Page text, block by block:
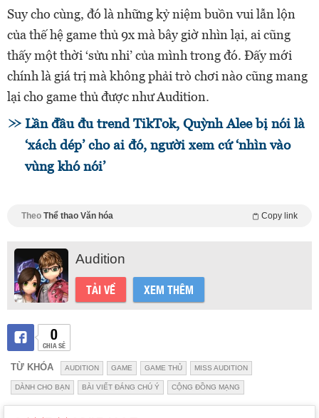
Suy cho cùng, đó là những kỷ niệm buồn vui lẫn lộn
của thế hệ game thủ 9x mà bây giờ nhìn lại, ai cũng
thấy một thời ‘sửu nhi’ của mình trong đó. Đấy mới
chính là giá trị mà không phải trò chơi nào cũng mang
lại cho game thủ được như Audition.
Lần đầu đu trend TikTok, Quỳnh Alee bị nói là
‘xách dép’ cho ai đó, người xem cứ ‘nhìn vào
vùng khó nói’
Theo Thể thao Văn hóa Copy link
Audition
TẢI VỀ XEM THÊM
0
CHIA SẺ
TỪ KHÓA AUDITION GAME GAME THỦ MISS AUDITION
DÀNH CHO BẠN BÀI VIẾT ĐÁNG CHÚ Ý CỘNG ĐỒNG MẠNG